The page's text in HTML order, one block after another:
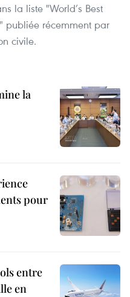
la liste "World’s Best
publiée récemment par
civile.
la
pour
entre
en